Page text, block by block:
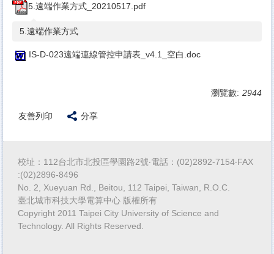
5.遠端作業方式_20210517.pdf
5.遠端作業方式
IS-D-023遠端連線管控申請表_v4.1_空白.doc
瀏覽數: 2944
友善列印 分享
校址：112台北市北投區學園路2號‧電話：(02)2892-7154‧FAX
:(02)2896-8496
No. 2, Xueyuan Rd., Beitou, 112 Taipei, Taiwan, R.O.C.
臺北城市科技大學電算中心 版權所有
Copyright 2011 Taipei City University of Science and
Technology. All Rights Reserved.